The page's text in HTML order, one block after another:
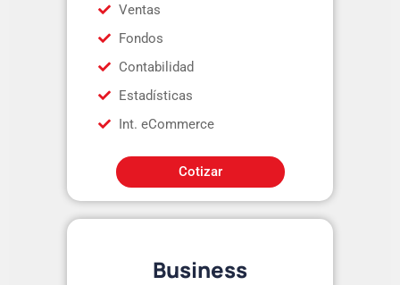
Ventas
Fondos
Contabilidad
Estadísticas
Int. eCommerce
Cotizar
Business